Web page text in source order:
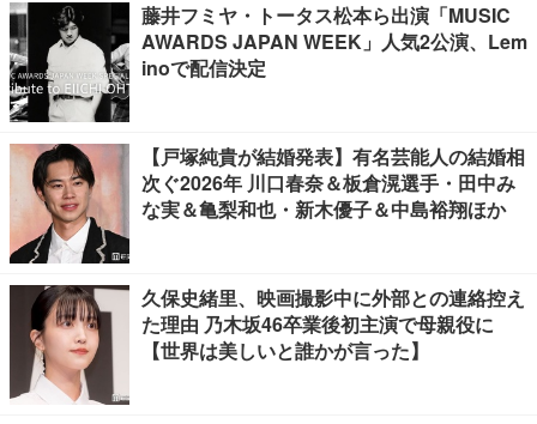
藤井フミヤ・トータス松本ら出演「MUSIC
AWARDS JAPAN WEEK」人気2公演、Lem
inoで配信決定
【戸塚純貴が結婚発表】有名芸能人の結婚相
次ぐ2026年 川口春奈＆板倉滉選手・田中み
な実＆亀梨和也・新木優子＆中島裕翔ほか
久保史緒里、映画撮影中に外部との連絡控え
た理由 乃木坂46卒業後初主演で母親役に
【世界は美しいと誰かが言った】